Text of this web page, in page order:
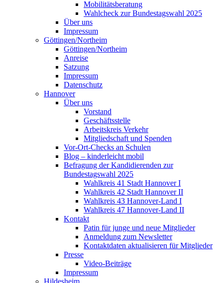
Mobilitätsberatung
Wahlcheck zur Bundestagswahl 2025
Über uns
Impressum
Göttingen/Northeim
Göttingen/Northeim
Anreise
Satzung
Impressum
Datenschutz
Hannover
Über uns
Vorstand
Geschäftsstelle
Arbeitskreis Verkehr
Mitgliedschaft und Spenden
Vor-Ort-Checks an Schulen
Blog – kinderleicht mobil
Befragung der Kandidierenden zur
Bundestagswahl 2025
Wahlkreis 41 Stadt Hannover I
Wahlkreis 42 Stadt Hannover II
Wahlkreis 43 Hannover-Land I
Wahlkreis 47 Hannover-Land II
Kontakt
Patin für junge und neue Mitglieder
Anmeldung zum Newsletter
Kontaktdaten aktualisieren für Mitglieder
Presse
Video-Beiträge
Impressum
Hildesheim